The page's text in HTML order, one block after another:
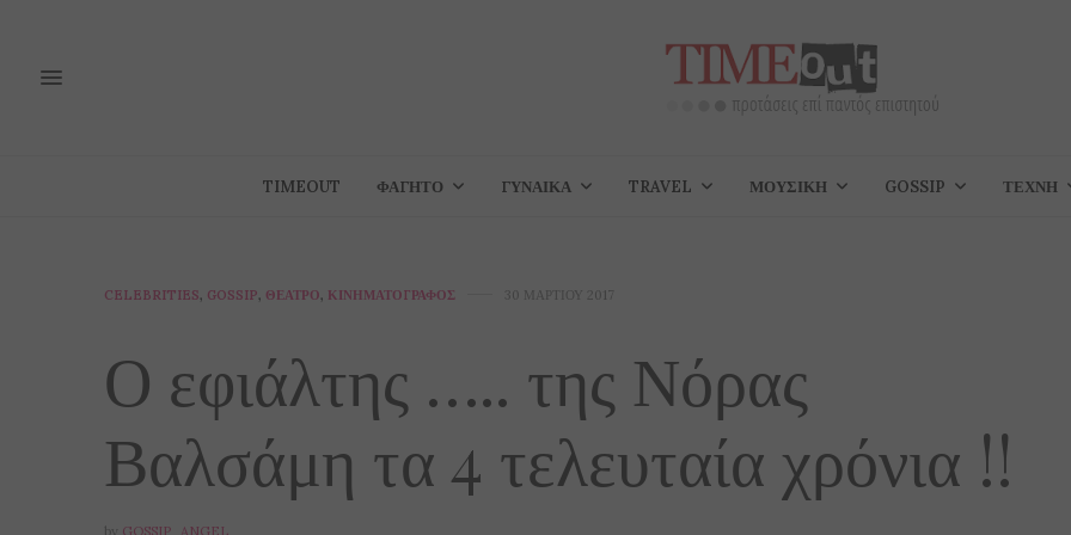
TIMEOUT ΦΑΓΗΤΌ ΓΥΝΑΊΚΑ TRAVEL ΜΟΥΣΙΚΉ GOSSIP ΤΈΧΝΗ
CELEBRITIES, GOSSIP, ΘΈΑΤΡΟ, ΚΙΝΗΜΑΤΟΓΡΆΦΟΣ 30 ΜΑΡΤΊΟΥ 2017
Ο εφιάλτης ….. της Νόρας
Βαλσάμη τα 4 τελευταία χρόνια !!
by GOSSIP_ANGEL